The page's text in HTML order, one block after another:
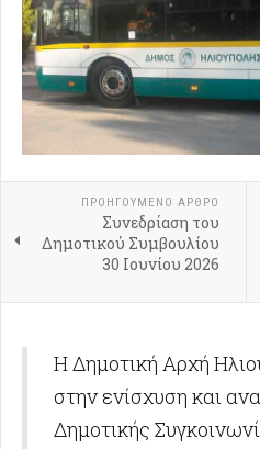
ΠΡΟΗΓΟΎΜΕΝΟ ΑΡΘΡΟ
Συνεδρίαση του
Δημοτικού Συμβουλίου
30 Ιουνίου 2026
Η Δημοτική Αρχή
στην ενίσχυση και
Δημοτικής